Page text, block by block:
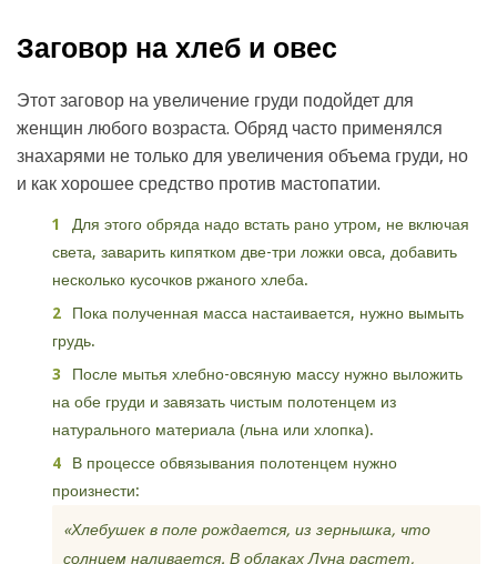
Заговор на хлеб и овес
Этот заговор на увеличение груди подойдет для
женщин любого возраста. Обряд часто применялся
знахарями не только для увеличения объема груди, но
и как хорошее средство против мастопатии.
Для этого обряда надо встать рано утром, не включая
света, заварить кипятком две-три ложки овса, добавить
несколько кусочков ржаного хлеба.
Пока полученная масса настаивается, нужно вымыть
грудь.
После мытья хлебно-овсяную массу нужно выложить
на обе груди и завязать чистым полотенцем из
натурального материала (льна или хлопка).
В процессе обвязывания полотенцем нужно
произнести:
«Хлебушек в поле рождается, из зернышка, что
солнцем наливается. В облаках Луна растет,